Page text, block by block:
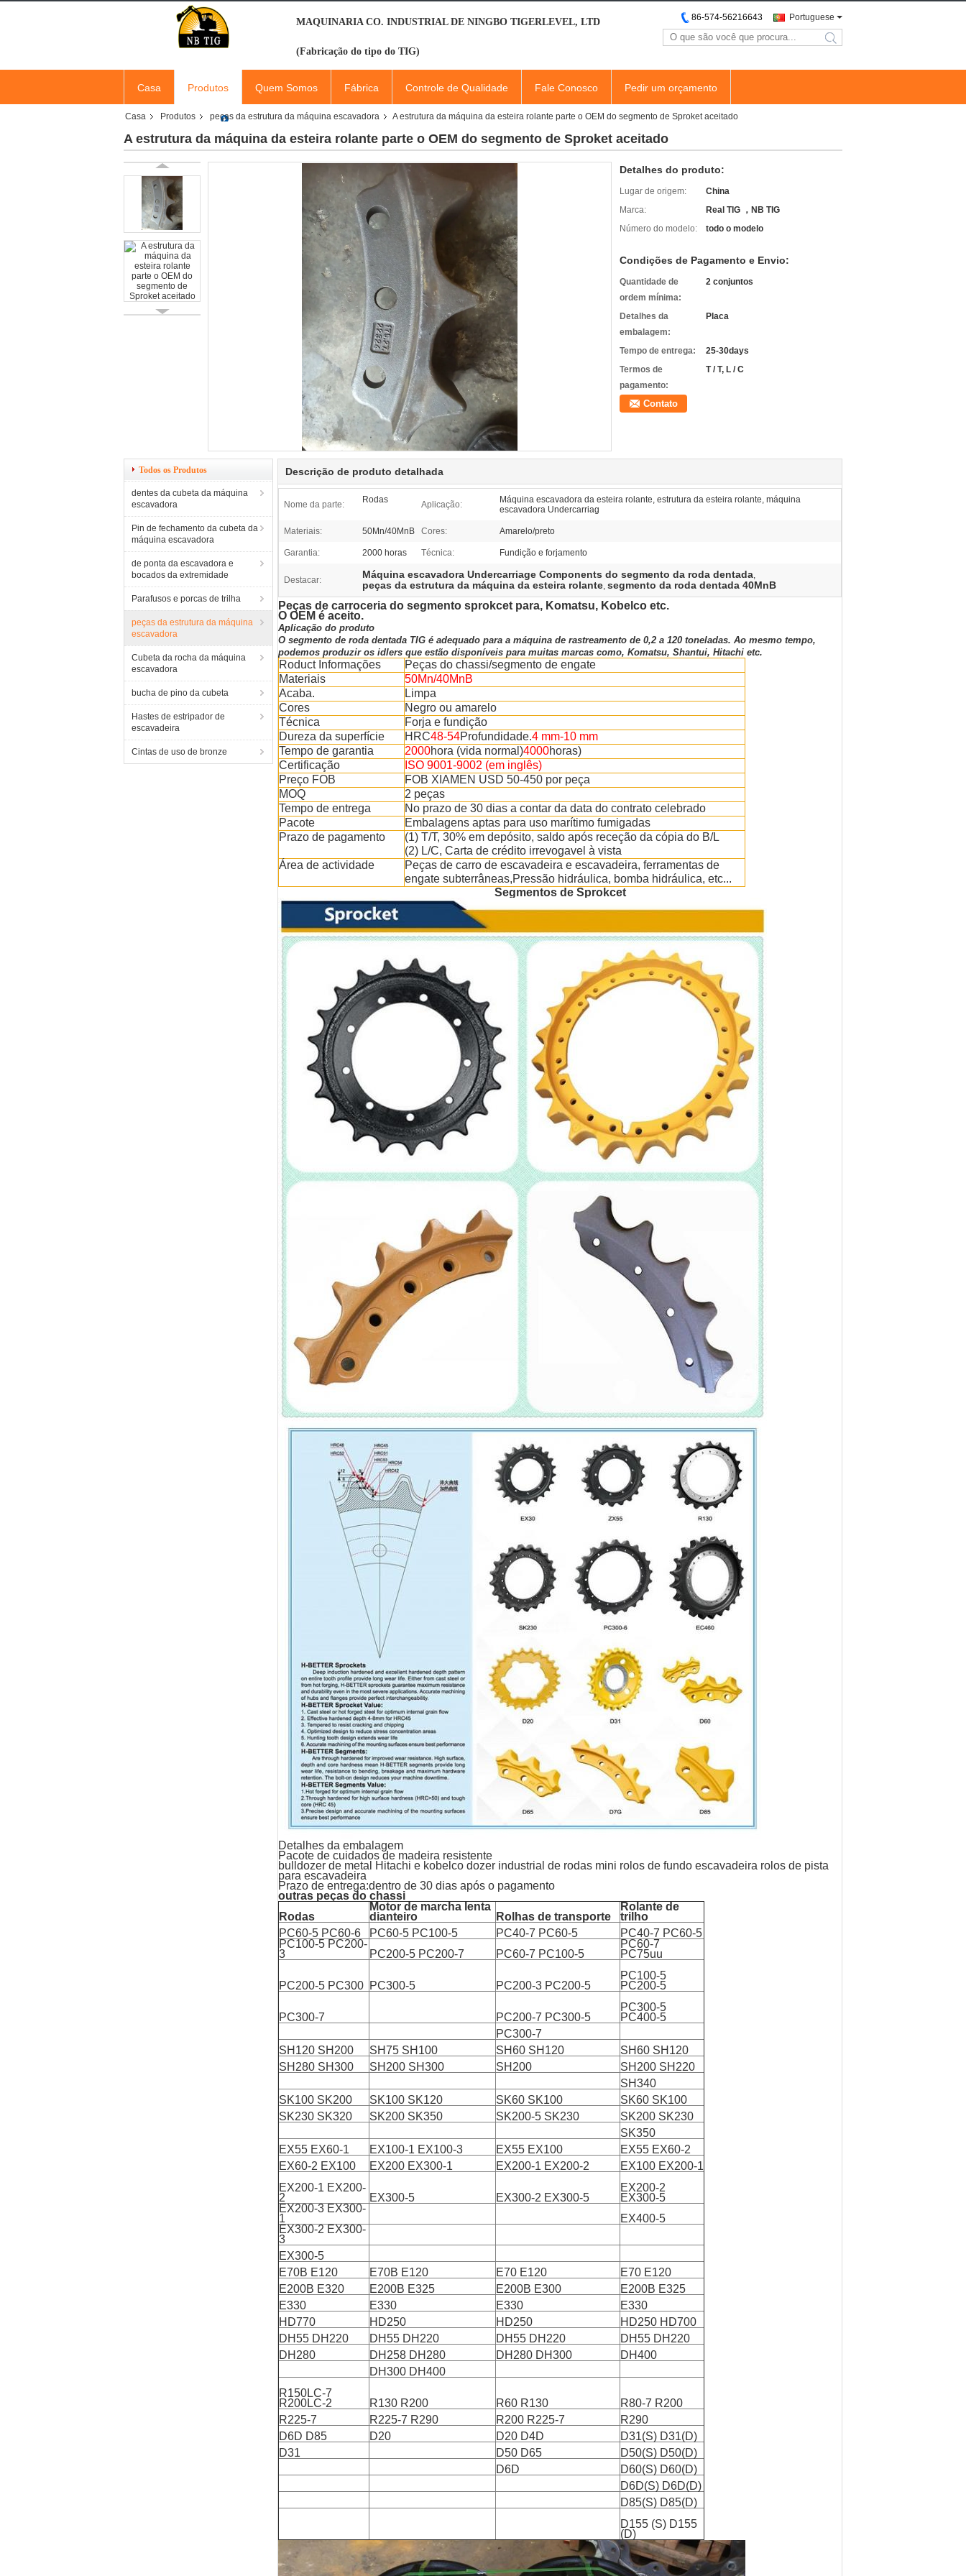
MAQUINARIA CO. INDUSTRIAL DE NINGBO TIGERLEVEL, LTD
(Fabricação do tipo do TIG)
Portuguese
86-574-56216643
search
Casa Produtos Quem Somos Fábrica Controle de Qualidade Fale Conosco Pedir um orçamento
Casa Produtos peças da estrutura da máquina escavadora A estrutura da máquina da esteira rolante parte o OEM do segmento de Sproket aceitado
A estrutura da máquina da esteira rolante parte o OEM do segmento de Sproket aceitado
Detalhes do produto:
Lugar de origem:
China
Marca:
Real TIG ，NB TIG
Número do modelo:
todo o modelo
Condições de Pagamento e Envio:
Quantidade de
ordem mínima:
2 conjuntos
Detalhes da
embalagem:
Placa
Tempo de entrega:
25-30days
Termos de
pagamento:
T / T, L / C
Contato
Todos os Produtos
dentes da cubeta da máquina
escavadora
Pin de fechamento da cubeta da
máquina escavadora
de ponta da escavadora e
bocados da extremidade
Parafusos e porcas de trilha
peças da estrutura da máquina
escavadora
Cubeta da rocha da máquina
escavadora
bucha de pino da cubeta
Hastes de estripador de
escavadeira
Cintas de uso de bronze
Descrição de produto detalhada
Nome da parte: Rodas Aplicação:
Máquina escavadora da esteira rolante, estrutura da esteira rolante, máquina
escavadora Undercarriag
Materiais: 50Mn/40MnB Cores: Amarelo/preto
Garantia: 2000 horas Técnica: Fundição e forjamento
Destacar: Máquina escavadora Undercarriage Components do segmento da roda dentada,
peças da estrutura da máquina da esteira rolante, segmento da roda dentada 40MnB
Peças de carroceria do segmento sprokcet para, Komatsu, Kobelco etc.
O OEM é aceito.
Aplicação do produto
O segmento de roda dentada TIG é adequado para a máquina de rastreamento de 0,2 a 120 toneladas. Ao mesmo tempo,
podemos produzir os idlers que estão disponíveis para muitas marcas como, Komatsu, Shantui, Hitachi etc.
Roduct Informações
Peças do chassi/segmento de engate
Materiais
50Mn/40MnB
Acaba.
Limpa
Cores
Negro ou amarelo
Técnica
Forja e fundição
Dureza da superfície
HRC48-54Profundidade.4 mm-10 mm
Tempo de garantia
2000hora (vida normal)4000horas)
Certificação
ISO 9001-9002 (em inglês)
Preço FOB
FOB XIAMEN USD 50-450 por peça
MOQ
2 peças
Tempo de entrega
No prazo de 30 dias a contar da data do contrato celebrado
Pacote
Embalagens aptas para uso marítimo fumigadas
Prazo de pagamento
(1) T/T, 30% em depósito, saldo após receção da cópia do B/L
(2) L/C, Carta de crédito irrevogavel à vista
Área de actividade
Peças de carro de escavadeira e escavadeira, ferramentas de
engate subterrâneas,Pressão hidráulica, bomba hidráulica, etc...
Segmentos de Sprokcet
Detalhes da embalagem
Pacote de cuidados de madeira resistente
bulldozer de metal Hitachi e kobelco dozer industrial de rodas mini rolos de fundo escavadeira rolos de pista
para escavadeira
Prazo de entrega:dentro de 30 dias após o pagamento
outras peças do chassi
Rodas
Motor de marcha lenta
dianteiro
Rolhas de transporte
Rolante de
trilho
PC60-5 PC60-6
PC60-5 PC100-5 PC40-7 PC60-5
PC40-7 PC60-5
PC100-5 PC200-
3
PC200-5 PC200-7 PC60-7 PC100-5
PC60-7
PC75uu
PC200-5 PC300 PC300-5 PC200-3 PC200-5
PC100-5
PC200-5
PC300-7 PC200-7 PC300-5
PC300-5
PC400-5
PC300-7
SH120 SH200
SH75 SH100 SH60 SH120
SH60 SH120
SH280 SH300
SH200 SH300 SH200
SH200 SH220
SH340
SK100 SK200
SK100 SK120 SK60 SK100
SK60 SK100
SK230 SK320
SK200 SK350 SK200-5 SK230
SK200 SK230
SK350
EX55 EX60-1
EX100-1 EX100-3 EX55 EX100
EX55 EX60-2
EX60-2 EX100
EX200 EX300-1 EX200-1 EX200-2
EX100 EX200-1
EX200-1 EX200-
2
EX300-5 EX300-2 EX300-5
EX200-2
EX300-5
EX200-3 EX300-
1
EX400-5
EX300-2 EX300-
3
EX300-5
E70B E120
E70B E120 E70 E120
E70 E120
E200B E320
E200B E325 E200B E300
E200B E325
E330
E330 E330
E330
HD770
HD250 HD250
HD250 HD700
DH55 DH220
DH55 DH220 DH55 DH220
DH55 DH220
DH280
DH258 DH280 DH280 DH300
DH400
DH300 DH400
R150LC-7
R200LC-2
R130 R200 R60 R130
R80-7 R200
R225-7
R225-7 R290 R200 R225-7
R290
D6D D85
D20 D20 D4D
D31(S) D31(D)
D31
D50 D65
D50(S) D50(D)
D6D
D60(S) D60(D)
D6D(S) D6D(D)
D85(S) D85(D)
D155 (S) D155
(D)